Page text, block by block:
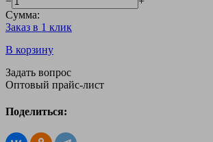
Сумма:
Заказ в 1 клик
В корзину
Задать вопрос
Оптовый прайс-лист
Поделиться: